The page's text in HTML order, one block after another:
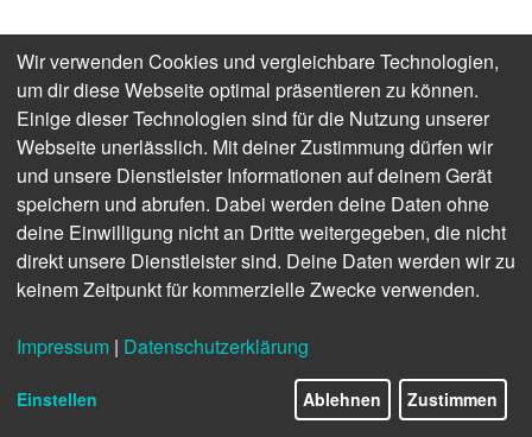
Anlässlich des 30-jährigen Jubiläums der Fachhochschule
Salzburg lud die FH im Februar 2025 Studierende, Alumni und
Mitarbeitende ein, gemeinsam in einem Workshop Chancen
und Herausforderungen für die FH zu analysieren und
innovative Lösungsansätze für die Zukunft zu entwickeln.
Sieben zentrale Herausforderungen
Studierende, Alumni und Mitarbeitende identifizierten
für die Zukunft der Fachhochschule prägend sein werden.
Digitalisierung nimmt selbstverständlich eine sehr zentrale
Rolle ein und wird aus Sicht der Gruppe weiterhin die größten
Wir verwenden Cookies und vergleichbare Technologien,
um dir diese Webseite optimal präsentieren zu können.
Einige dieser Technologien sind für die Nutzung unserer
Webseite unerlässlich. Mit deiner Zustimmung dürfen wir
und unsere Dienstleister Informationen auf deinem Gerät
speichern und abrufen. Dabei werden deine Daten ohne
deine Einwilligung nicht an Dritte weitergegeben, die nicht
direkt unsere Dienstleister sind. Deine Daten werden wir zu
keinem Zeitpunkt für kommerzielle Zwecke verwenden.
Impressum | Datenschutzerklärung
Einstellen Ablehnen Zustimmen